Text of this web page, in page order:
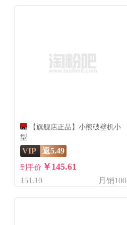
【旗舰店正品】小熊破壁机小
型
VIP 返5.49
到手价 ￥145.61
151.10 月销100